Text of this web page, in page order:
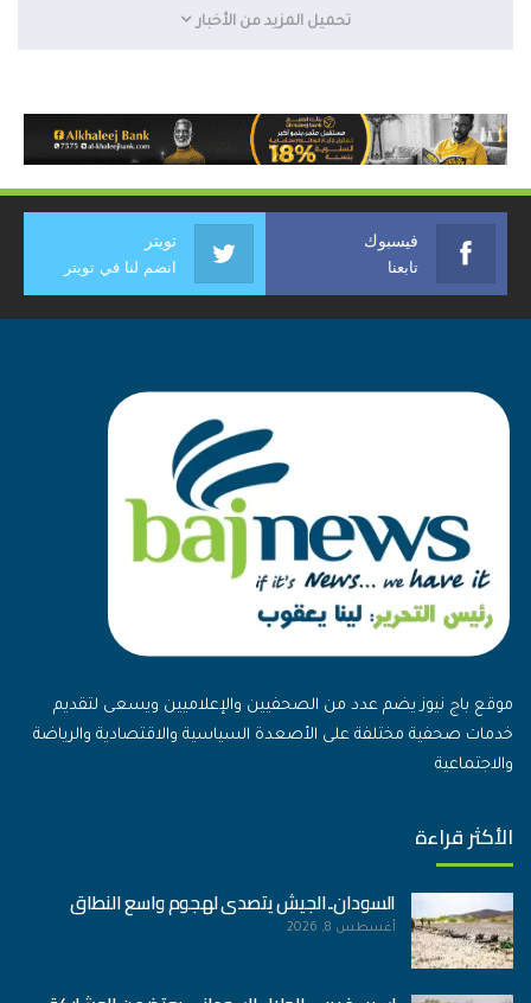
تحميل المزيد من الأخبار
فيسبوك
تابعنا
تويتر
انضم لنا في تويتر
موقع باج نيوز يضم عدد من الصحفيين والإعلاميين ويسعى لتقديم
خدمات صحفية مختلفة على الأصعدة السياسية والاقتصادية والرياضة
والاجتماعية
الأكثر قراءة
السودان..الجيش يتصدى لهجوم واسع النطاق
أغسطس 8, 2026